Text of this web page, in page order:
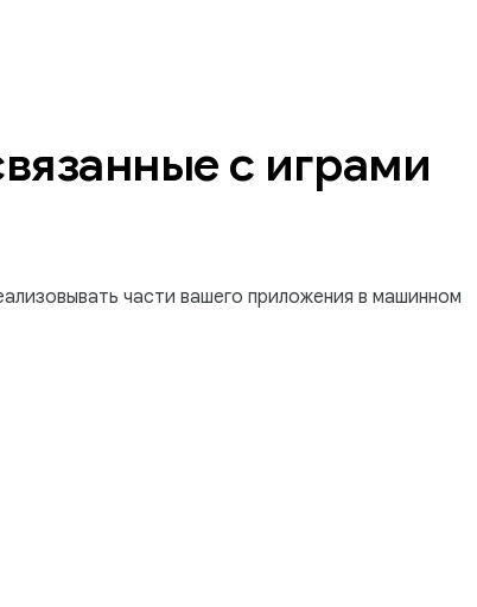
с играми
части вашего приложения в машинном